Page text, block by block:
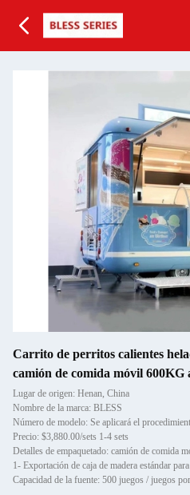
Carrito de perritos calientes
camión de comida móvil 600KG
Lugar de origen: Henan, China
Nombre de la marca: BLESS
Número de modelo: Se aplicará el
Precio: $3,880.00/sets 1-4 sets
Detalles de empaquetado: camión de comida
1- Exportación de caja de madera estándar
Capacidad de la fuente: 500 juegos / juegos